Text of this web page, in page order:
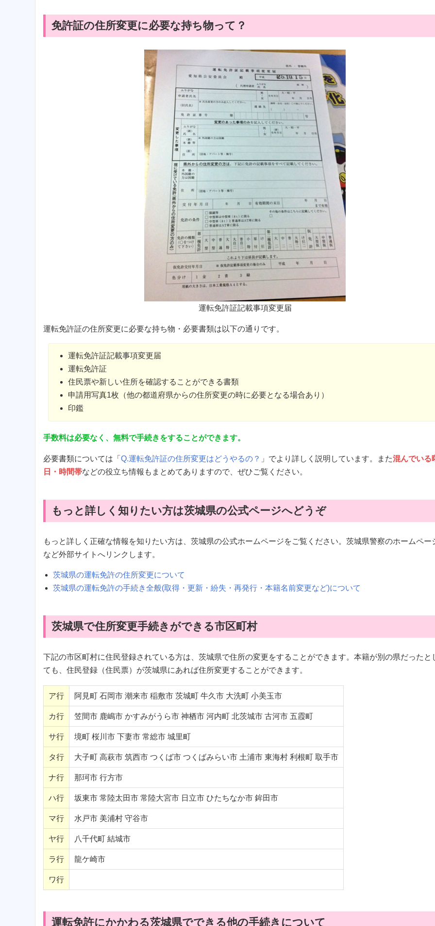
免許証の住所変更に必要な持ち物って？
運転免許証記載事項変更届
運転免許証の住所変更に必要な持ち物・必要書類は以下の通りです。
運転免許証記載事項変更届
運転免許証
住民票や新しい住所を確認することができる書類
申請用写真1枚（他の都道府県からの住所変更の時に必要となる場合あり）
印鑑
手数料は必要なく、無料で手続きをすることができます。
必要書類については「 Q.運転免許証の住所変更はどうやるの？ 」でより詳しく説明しています。また混んでいる
日・時間帯などの役立ち情報もまとめてありますので、ぜひご覧ください。
もっと詳しく知りたい方は茨城県の公式ページへどうぞ
もっと詳しく正確な情報を知りたい方は、茨城県の公式ホームページをご覧ください。茨城県警察のホームペー
など外部サイトへリンクします。
茨城県の運転免許の住所変更について
茨城県の運転免許の手続き全般(取得・更新・紛失・再発行・本籍名前変更など)について
茨城県で住所変更手続きができる市区町村
下記の市区町村に住民登録されている方は、茨城県で住所の変更をすることができます。本籍が別の県だったと
ても、住民登録（住民票）が茨城県にあれば住所変更することができます。
ア行 阿見町 石岡市 潮来市 稲敷市 茨城町 牛久市 大洗町 小美玉市
カ行 笠間市 鹿嶋市 かすみがうら市 神栖市 河内町 北茨城市 古河市 五霞町
サ行 境町 桜川市 下妻市 常総市 城里町
タ行 大子町 高萩市 筑西市 つくば市 つくばみらい市 土浦市 東海村 利根町 取手市
ナ行 那珂市 行方市
ハ行 坂東市 常陸太田市 常陸大宮市 日立市 ひたちなか市 鉾田市
マ行 水戸市 美浦村 守谷市
ヤ行 八千代町 結城市
ラ行 龍ケ崎市
ワ行
運転免許にかかわる茨城県でできる他の手続きについて